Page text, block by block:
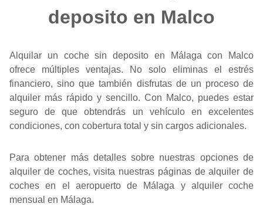
deposito en Malco
Alquilar un coche sin deposito en Málaga con Malco
ofrece múltiples ventajas. No solo eliminas el estrés
financiero, sino que también disfrutas de un proceso de
alquiler más rápido y sencillo. Con Malco, puedes estar
seguro de que obtendrás un vehículo en excelentes
condiciones, con cobertura total y sin cargos adicionales.
Para obtener más detalles sobre nuestras opciones de
alquiler de coches, visita nuestras páginas dealquiler de
coches en el aeropuerto de Málaga y alquiler coche
mensual en Málaga.